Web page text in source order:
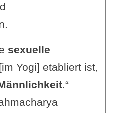
sexuelle
[im Yogi] etabliert ist,
.“